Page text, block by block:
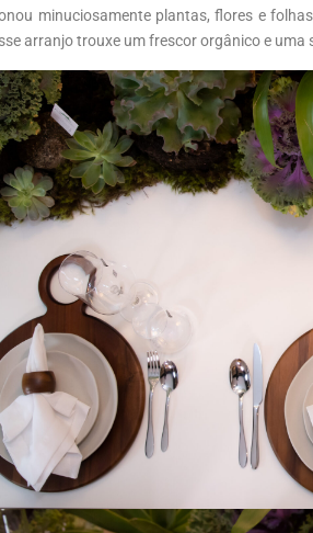
minuciosamente plantas, flores e
arranjo trouxe um frescor orgânico e